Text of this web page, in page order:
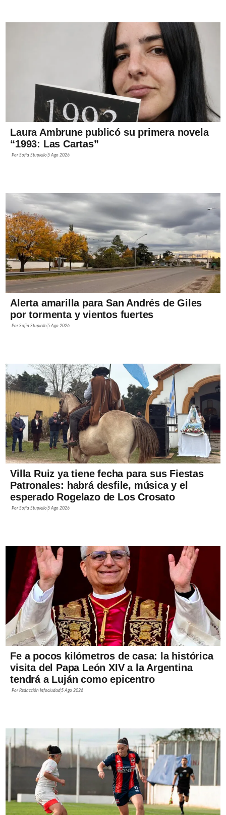
Laura Ambrune publicó su primera novela
“1993: Las Cartas”
PorSofía Stupiello5 Ago 2026
Alerta amarilla para San Andrés de Giles
por tormenta y vientos fuertes
PorSofía Stupiello5 Ago 2026
Villa Ruiz ya tiene fecha para sus Fiestas
Patronales: habrá desfile, música y el
esperado Rogelazo de Los Crosato
PorSofía Stupiello5 Ago 2026
Fe a pocos kilómetros de casa: la histórica
visita del Papa León XIV a la Argentina
tendrá a Luján como epicentro
PorRedacción Infociudad5 Ago 2026